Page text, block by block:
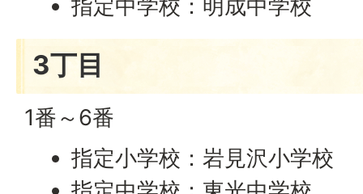
指定中学校：明成中学校
3丁目
1番～6番
指定小学校：岩見沢小学校